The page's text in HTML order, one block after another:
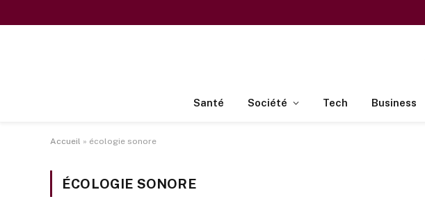
Santé Société Tech Business
Accueil » écologie sonore
ÉCOLOGIE SONORE